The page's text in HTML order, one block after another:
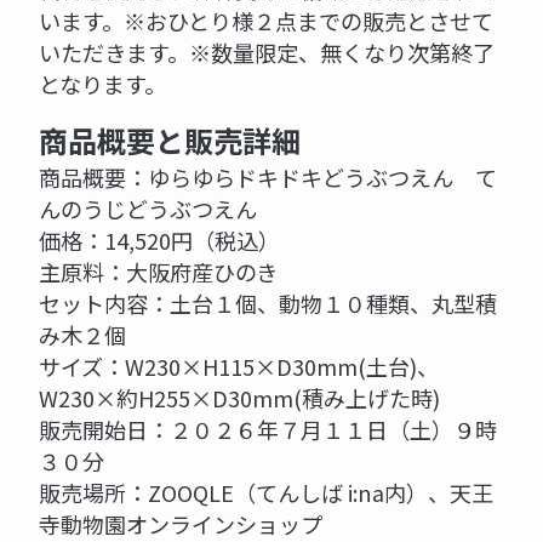
います。※おひとり様２点までの販売とさせて
いただきます。※数量限定、無くなり次第終了
となります。
商品概要と販売詳細
商品概要：ゆらゆらドキドキどうぶつえん て
んのうじどうぶつえん
価格：14,520円（税込）
主原料：大阪府産ひのき
セット内容：土台１個、動物１０種類、丸型積
み木２個
サイズ：W230×H115×D30mm(土台)、
W230×約H255×D30mm(積み上げた時)
販売開始日：２０２６年７月１１日（土）９時
３０分
販売場所：ZOOQLE（てんしば i:na内）、天王
寺動物園オンラインショップ